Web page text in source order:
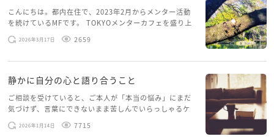
こんにちは。都内在住で、2023年2月からメンター活動
を続けているMFです。 TOKYOメンターカフェを盛り上
げたいという想いから、勇気を出して初めてブログを投
稿してみようと思います。少し自分のことを書いてみま
2026年3月17日 2659
静かに自分の心と語り合うこと
ご相談を受けていると、ご本人が「本当の悩み」にまだ
気づけず、言葉にできないまま苦しんでいらっしゃるケ
ースがありますお悩みというのは、心の深いところ（深
層心理）に触れることで、まったく違う角度から解決の
2026年1月14日 7715